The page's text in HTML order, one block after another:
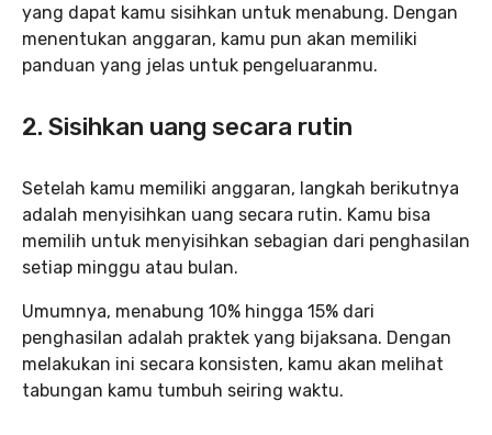
yang dapat kamu sisihkan untuk menabung. Dengan
menentukan anggaran, kamu pun akan memiliki
panduan yang jelas untuk pengeluaranmu.
2. Sisihkan uang secara rutin
Setelah kamu memiliki anggaran, langkah berikutnya
adalah menyisihkan uang secara rutin. Kamu bisa
memilih untuk menyisihkan sebagian dari penghasilan
setiap minggu atau bulan.
Umumnya, menabung 10% hingga 15% dari
penghasilan adalah praktek yang bijaksana. Dengan
melakukan ini secara konsisten, kamu akan melihat
tabungan kamu tumbuh seiring waktu.